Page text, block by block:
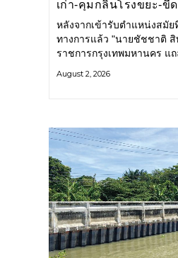
เก่า-คุมกลิ่นโรงขยะ-ขี
หลังจากเข้ารับตำแหน่งสมัย
ทางการแล้ว "นายชัชชาติ
ราชการกรุงเทพมหานคร แ
ยุทธศาสตร์ จัดทำตัวชี้วัด
August 2, 2026